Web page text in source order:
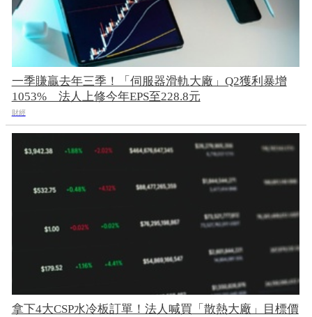
一季賺贏去年三季！「伺服器滑軌大廠」Q2獲利暴增
1053% 法人上修今年EPS至228.8元
財經
拿下4大CSP水冷板訂單！法人喊買「散熱大廠」目標價